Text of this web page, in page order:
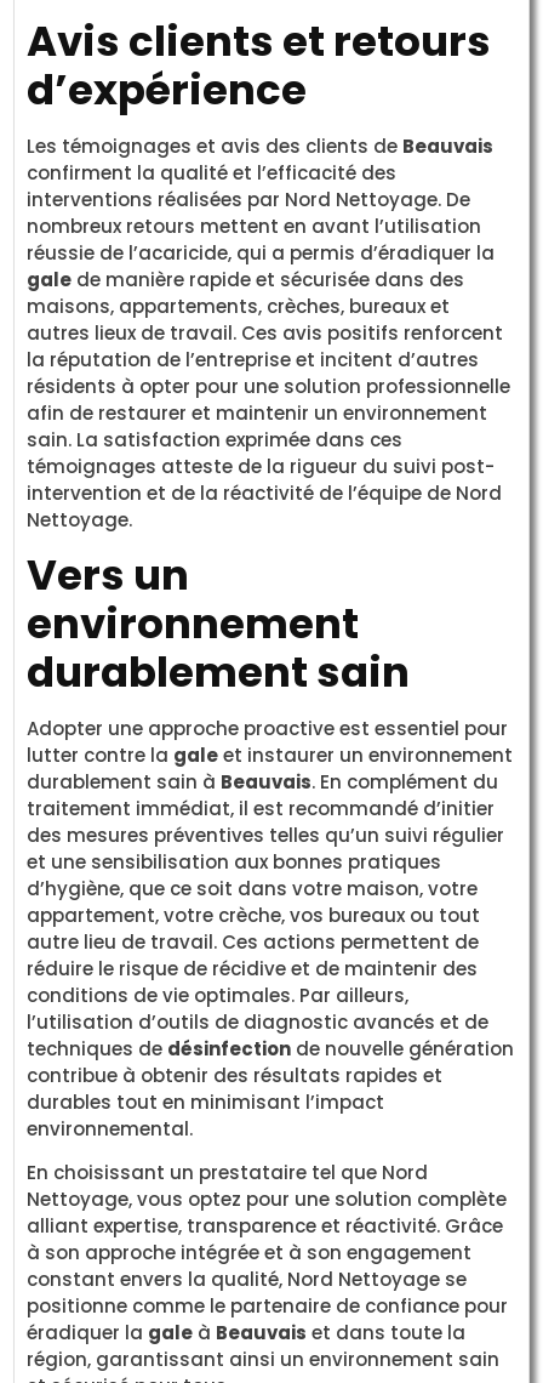
Avis clients et retours
d’expérience
Les témoignages et avis des clients de Beauvais
confirment la qualité et l’efficacité des
interventions réalisées par Nord Nettoyage. De
nombreux retours mettent en avant l’utilisation
réussie de l’acaricide, qui a permis d’éradiquer la
gale de manière rapide et sécurisée dans des
maisons, appartements, crèches, bureaux et
autres lieux de travail. Ces avis positifs renforcent
la réputation de l’entreprise et incitent d’autres
résidents à opter pour une solution professionnelle
afin de restaurer et maintenir un environnement
sain. La satisfaction exprimée dans ces
témoignages atteste de la rigueur du suivi post-
intervention et de la réactivité de l’équipe de Nord
Nettoyage.
Vers un
environnement
durablement sain
Adopter une approche proactive est essentiel pour
lutter contre la galeet instaurer un environnement
durablement sain à Beauvais. En complément du
traitement immédiat, il est recommandé d’initier
des mesures préventives telles qu’un suivi régulier
et une sensibilisation aux bonnes pratiques
d’hygiène, que ce soit dans votre maison, votre
appartement, votre crèche, vos bureaux ou tout
autre lieu de travail. Ces actions permettent de
réduire le risque de récidive et de maintenir des
conditions de vie optimales. Par ailleurs,
l’utilisation d’outils de diagnostic avancés et de
techniques de désinfection de nouvelle génération
contribue à obtenir des résultats rapides et
durables tout en minimisant l’impact
environnemental.
En choisissant un prestataire tel que Nord
Nettoyage, vous optez pour une solution complète
alliant expertise, transparence et réactivité. Grâce
à son approche intégrée et à son engagement
constant envers la qualité, Nord Nettoyage se
positionne comme le partenaire de confiance pour
éradiquer la gale à Beauvais et dans toute la
région, garantissant ainsi un environnement sain